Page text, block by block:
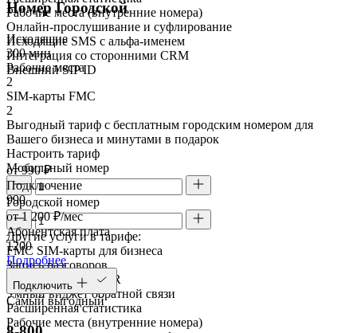
Рабочие места (внутренние номера)
Онлайн-прослушивание и суфлирование
Исходящие SMS с альфа-именем
Интеграция со сторонними CRM
Внешний SIP ID
Номер Городской
Исходящие
300 мин
Рабочие места
2
SIM-карты FMC
2
Выгодный тариф с бесплатным городским номером для
Вашего бизнеса и минутами в подарок
Настроить тариф
Мобильный номер
Городской номер
Другие услуги в тарифе:
FMC SIM-карты для бизнеса
Запись разговоров
Голосовое меню IVR
Умный виджет обратной связи
Расширенная статистика
Рабочие места (внутренние номера)
от 990 ₽
Подключение
990
от 1 200 ₽/мес
Абонентская плата
1200
Подробнее
Подключить
Самый выгодный